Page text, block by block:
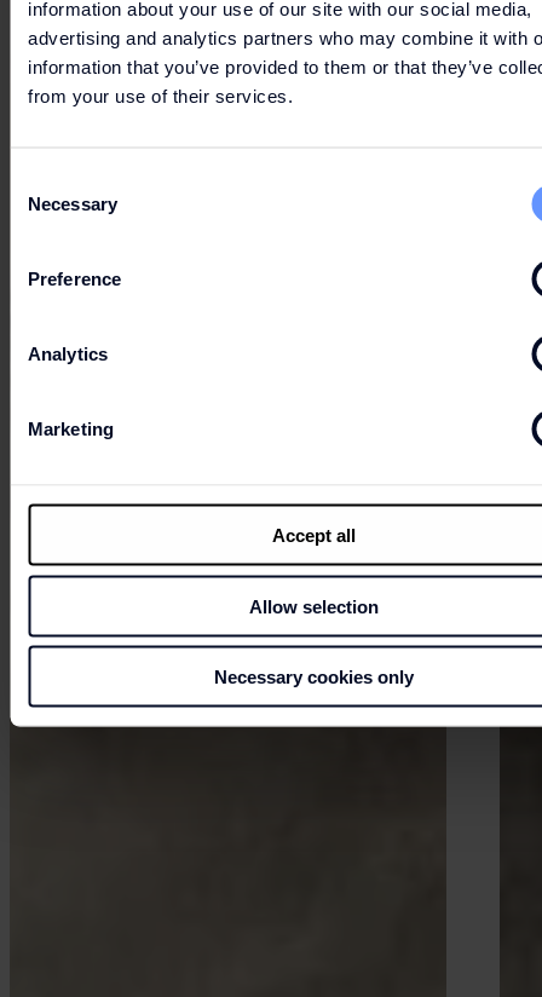
information about your use of our site with our social media,
advertising and analytics partners who may combine it with
information that you’ve provided to them or that they’ve
from your use of their services.
Selection
Necessary
Preference
Analytics
Marketing
Accept all
Allow selection
Necessary cookies only